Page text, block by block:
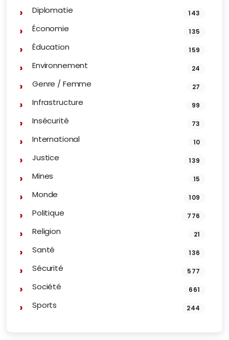
Diplomatie 143
Économie 135
Éducation 159
Environnement 24
Genre / Femme 27
Infrastructure 99
Insécurité 73
International 10
Justice 139
Mines 15
Monde 109
Politique 776
Religion 21
Santé 136
Sécurité 577
Société 661
Sports 244